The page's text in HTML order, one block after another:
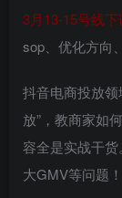
3月13-15号线
sop、优化方向
抖音电商投放
放”，教商家如
容全是实战干
大GMV等问题